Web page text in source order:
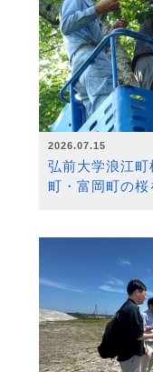
2026.07.15
弘前大学浪江
町・富岡町の桜